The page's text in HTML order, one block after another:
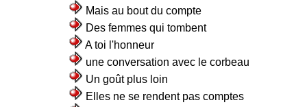
Mais au bout du compte
Des femmes qui tombent
A toi l'honneur
une conversation avec le corbeau
Un goût plus loin
Elles ne se rendent pas comptes